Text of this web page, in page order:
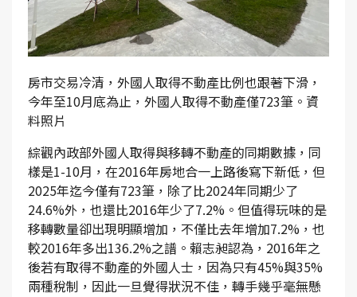
房市交易冷清，外國人取得不動產比例也跟著下滑，
今年至10月底為止，外國人取得不動產僅723筆。資
料照片
綜觀內政部外國人取得與移轉不動產的同期數據，同
樣是1-10月，在2016年房地合一上路後寫下新低，但
2025年迄今僅有723筆，除了比2024年同期少了
24.6%外，也還比2016年少了7.2%。但值得玩味的是
移轉數量卻出現明顯增加，不僅比去年增加7.2%，也
較2016年多出136.2%之譜。賴志昶認為，2016年之
後若有取得不動產的外國人士，因為只有45%與35%
兩種稅制，因此一旦覺得狀況不佳，轉手幾乎毫無懸